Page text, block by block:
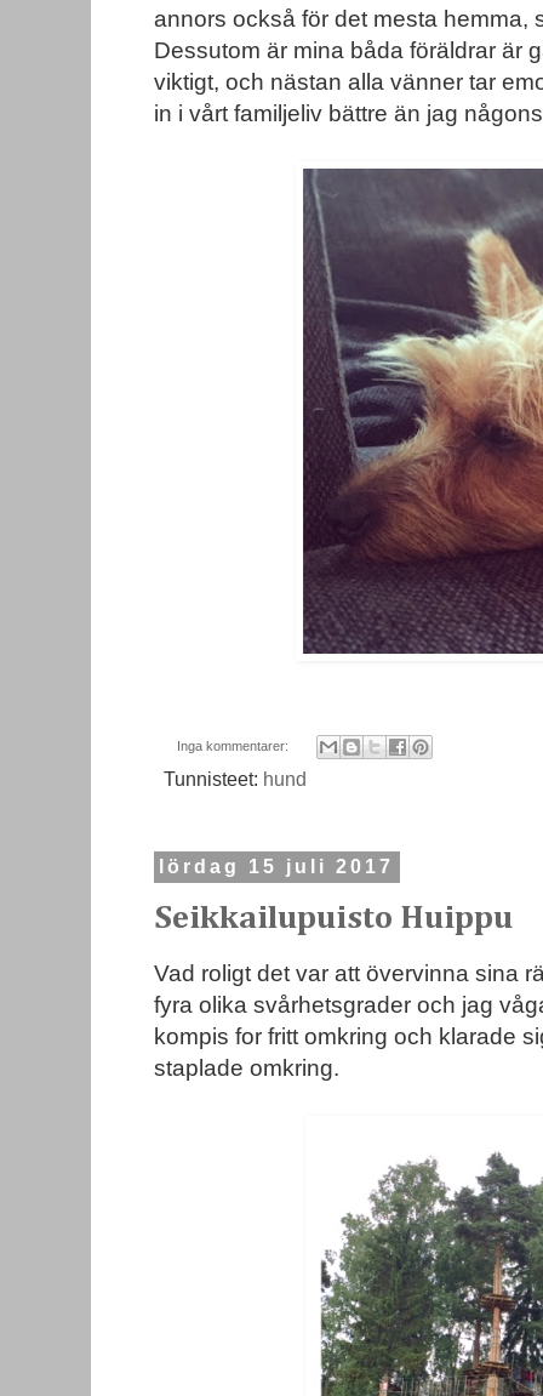
annors också för det mesta hemma,
Dessutom är mina båda föräldrar är
viktigt, och nästan alla vänner tar
in i vårt familjeliv bättre än jag
Inga kommentarer:
Tunnisteet: hund
lördag 15 juli 2017
Seikkailupuisto Huippu
Vad roligt det var att övervinna sina
fyra olika svårhetsgrader och jag
kompis for fritt omkring och klarade
staplade omkring.